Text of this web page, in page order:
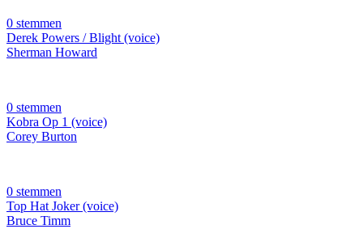
0 stemmen
Derek Powers / Blight (voice)
Sherman Howard
0 stemmen
Kobra Op 1 (voice)
Corey Burton
0 stemmen
Top Hat Joker (voice)
Bruce Timm